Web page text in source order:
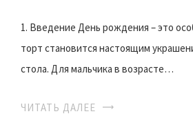
1. Введение День рождения – это
торт становится настоящим
стола. Для мальчика в возрасте…
ЧИТАТЬ ДАЛЕЕ